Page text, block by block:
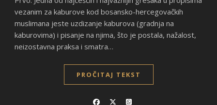
vezanim za kaburove kod bosansko-hercegovačkih
muslimana jeste uzdizanje kaburova (gradnja na
kaburovima) i pisanje na njima, što je postala, nažalost,
neizostavna praksa i smatra…
PROČITAJ TEKST